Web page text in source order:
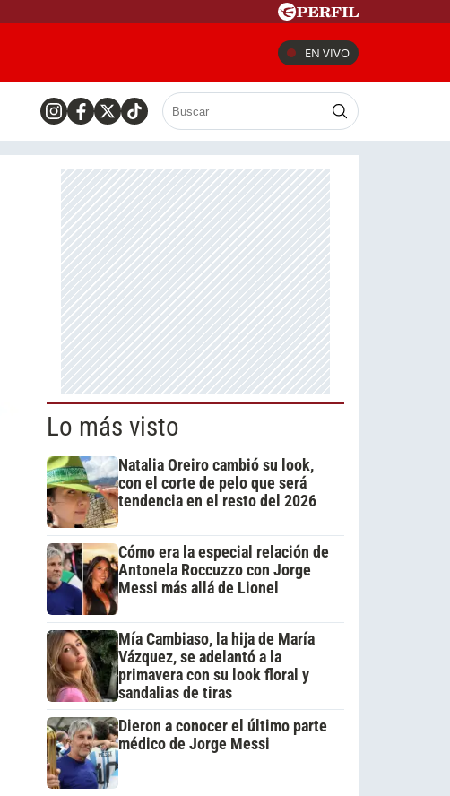
EN VIVO
Lo más visto
Natalia Oreiro cambió su look,
con el corte de pelo que será
tendencia en el resto del 2026
Cómo era la especial relación de
Antonela Roccuzzo con Jorge
Messi más allá de Lionel
Mía Cambiaso, la hija de María
Vázquez, se adelantó a la
primavera con su look floral y
sandalias de tiras
Dieron a conocer el último parte
médico de Jorge Messi